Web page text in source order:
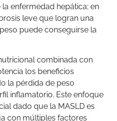
enfermedad hepática; en
leve que logran una
puede conseguirse la
combinada con
los beneficios
la pérdida de peso
inflamatorio. Este enfoque
dado que la MASLD es
con múltiples factores